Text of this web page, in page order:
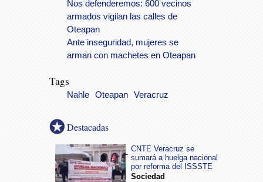
Nos defenderemos: 600 vecinos
armados vigilan las calles de
Oteapan
Ante inseguridad, mujeres se
arman con machetes en Oteapan
Tags
Nahle Oteapan Veracruz
Destacadas
CNTE Veracruz se
sumará a huelga nacional
por reforma del ISSSTE
Sociedad